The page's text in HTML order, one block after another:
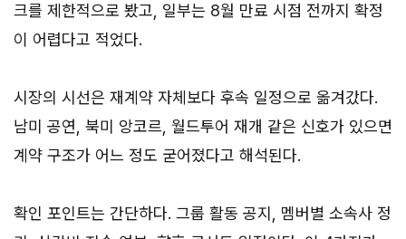
크를 제한적으로 봤고, 일부는 8월 만료 시점 전까지 확정
이 어렵다고 적었다.
시장의 시선은 재계약 자체보다 후속 일정으로 옮겨갔다.
남미 공연, 북미 앙코르, 월드투어 재개 같은 신호가 있으면
계약 구조가 어느 정도 굳어졌다고 해석된다.
확인 포인트는 간단하다. 그룹 활동 공지, 멤버별 소속사 정